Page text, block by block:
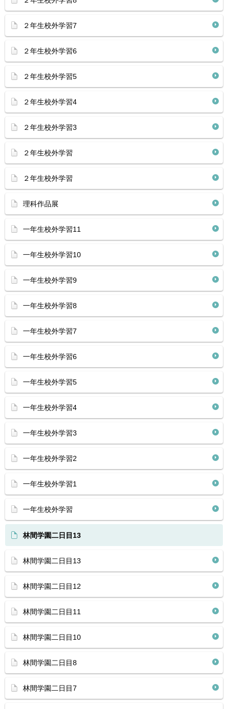
２年生校外学習7
２年生校外学習6
２年生校外学習5
２年生校外学習4
２年生校外学習3
２年生校外学習
２年生校外学習
理科作品展
一年生校外学習11
一年生校外学習10
一年生校外学習9
一年生校外学習8
一年生校外学習7
一年生校外学習6
一年生校外学習5
一年生校外学習4
一年生校外学習3
一年生校外学習2
一年生校外学習1
一年生校外学習
林間学園二日目13
林間学園二日目13
林間学園二日目12
林間学園二日目11
林間学園二日目10
林間学園二日目8
林間学園二日目7